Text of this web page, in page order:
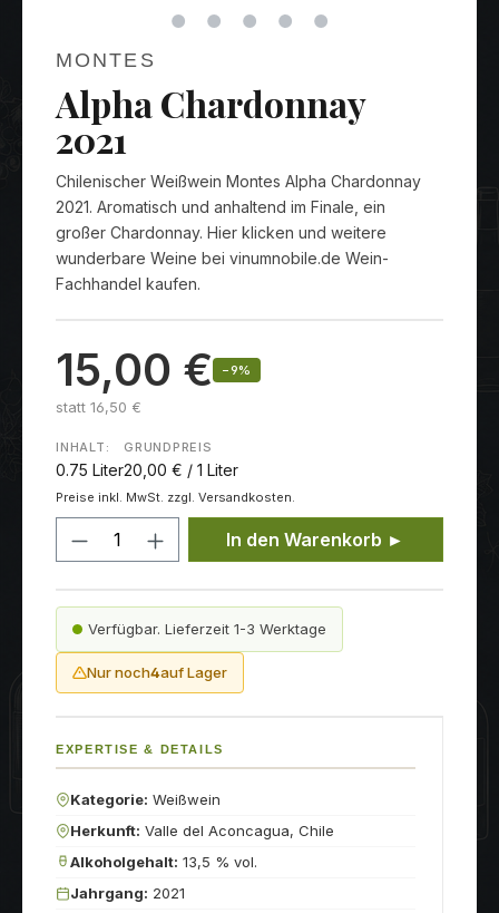
MONTES
Alpha Chardonnay
2021
Chilenischer Weißwein Montes Alpha Chardonnay
2021. Aromatisch und anhaltend im Finale, ein
großer Chardonnay. Hier klicken und weitere
wunderbare Weine bei vinumnobile.de Wein-
Fachhandel kaufen.
15,00 € −9%
statt 16,50 €
INHALT:
0.75 Liter
GRUNDPREIS
20,00 € / 1 Liter
Preise inkl. MwSt. zzgl. Versandkosten.
Produkt Anzahl: Gib den
In den Warenkorb ►
Verfügbar. Lieferzeit 1-3 Werktage
Nur noch4auf Lager
EXPERTISE & DETAILS
Kategorie: Weißwein
Herkunft: Valle del Aconcagua, Chile
Alkoholgehalt: 13,5 % vol.
Jahrgang: 2021